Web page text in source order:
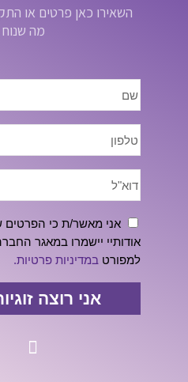
מה
אני מאשר/ת כי הפרטים
אודותיי יישמרו במאגר
למפורט במדיניות פרטיות.
אני רוצה